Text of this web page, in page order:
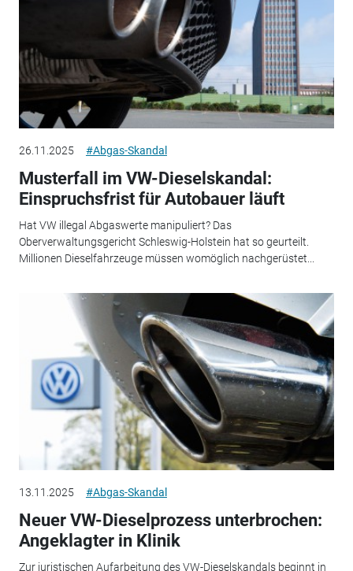
26.11.2025 #Abgas-Skandal
Musterfall im VW-Dieselskandal:
Einspruchsfrist für Autobauer läuft
Hat VW illegal Abgaswerte manipuliert? Das
Oberverwaltungsgericht Schleswig-Holstein hat so geurteilt.
Millionen Dieselfahrzeuge müssen womöglich nachgerüstet...
13.11.2025 #Abgas-Skandal
Neuer VW-Dieselprozess unterbrochen:
Angeklagter in Klinik
Zur juristischen Aufarbeitung des VW-Dieselskandals beginnt in